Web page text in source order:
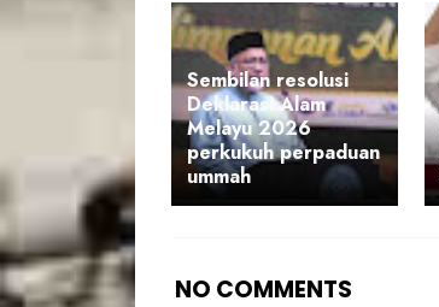
Sembilan resolusi
Deklarasi Alam
Melayu 2026
perkukuh perpaduan
ummah
NO COMMENTS